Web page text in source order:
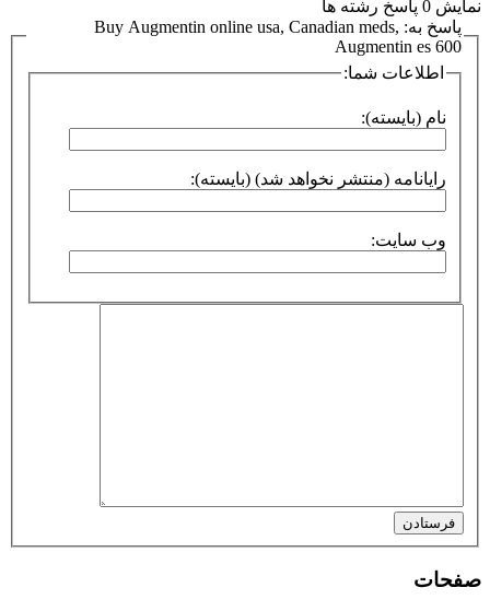
نمایش 0 پاسخ رشته ها
پاسخ به: Buy Augmentin online usa, Canadian meds,
Augmentin es 600
اطلاعات شما:
نام (بایسته):
رایانامه (منتشر نخواهد شد) (بایسته):
وب سایت:
فرستادن
صفحات